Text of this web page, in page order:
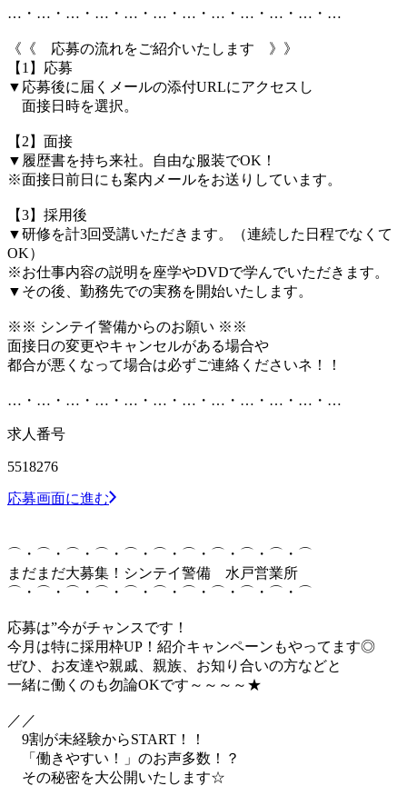
…・…・…・…・…・…・…・…・…・…・…・…
《《 応募の流れをご紹介いたします 》》
【1】応募
▼応募後に届くメールの添付URLにアクセスし
面接日時を選択。
【2】面接
▼履歴書を持ち来社。自由な服装でOK！
※面接日前日にも案内メールをお送りしています。
【3】採用後
▼研修を計3回受講いただきます。（連続した日程でなくて
OK）
※お仕事内容の説明を座学やDVDで学んでいただきます。
▼その後、勤務先での実務を開始いたします。
※※ シンテイ警備からのお願い ※※
面接日の変更やキャンセルがある場合や
都合が悪くなって場合は必ずご連絡くださいネ！！
…・…・…・…・…・…・…・…・…・…・…・…
求人番号
5518276
応募画面に進む
⌒・⌒・⌒・⌒・⌒・⌒・⌒・⌒・⌒・⌒・⌒
まだまだ大募集！シンテイ警備 水戸営業所
⌒・⌒・⌒・⌒・⌒・⌒・⌒・⌒・⌒・⌒・⌒
応募は”今がチャンスです！
今月は特に採用枠UP！紹介キャンペーンもやってます◎
ぜひ、お友達や親戚、親族、お知り合いの方などと
一緒に働くのも勿論OKです～～～～★
／／
9割が未経験からSTART！！
「働きやすい！」のお声多数！？
その秘密を大公開いたします☆